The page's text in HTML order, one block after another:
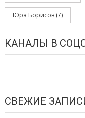
Юра Борисов (7)
КАНАЛЫ В
СВЕЖИЕ